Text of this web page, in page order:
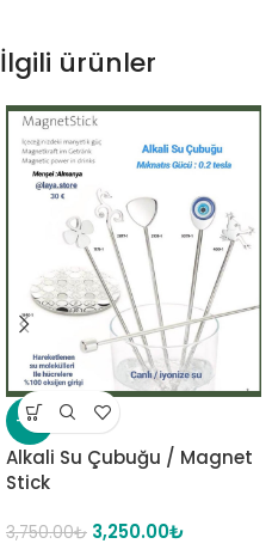
İlgili ürünler
-13%
Alkali Su Çubuğu / Magnet
Stick
3,750.00₺ 3,250.00₺